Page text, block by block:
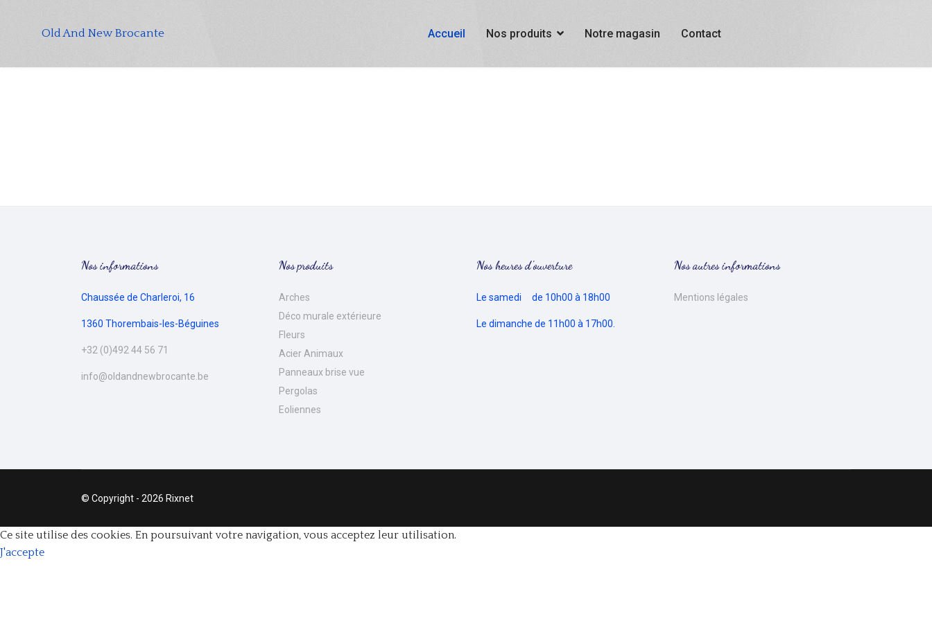
Old And New Brocante Accueil Nos produits Notre magasin Contact
Nos informations
Chaussée de Charleroi, 16
1360 Thorembais-les-Béguines
+32 (0)492 44 56 71
info@oldandnewbrocante.be
Nos produits
Arches
Déco murale extérieure
Fleurs
Acier Animaux
Panneaux brise vue
Pergolas
Eoliennes
Nos heures d'ouverture
Le samedi de 10h00 à 18h00
Le dimanche de 11h00 à 17h00.
Nos autres informations
Mentions légales
© Copyright - 2026 Rixnet
Ce site utilise des cookies. En poursuivant votre navigation, vous acceptez leur utilisation.
J'accepte